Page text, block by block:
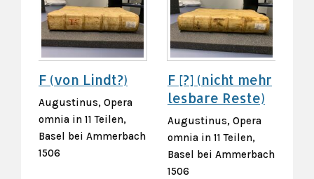
F (von Lindt?)
Augustinus, Opera
omnia in 11 Teilen,
Basel bei Ammerbach
1506
F [?] (nicht mehr
lesbare Reste)
Augustinus, Opera
omnia in 11 Teilen,
Basel bei Ammerbach
1506